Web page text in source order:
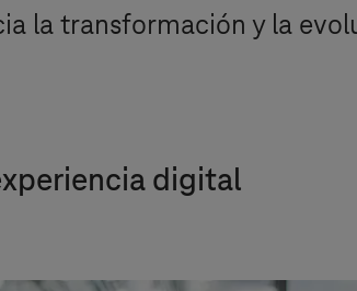
la transformación y la
digital